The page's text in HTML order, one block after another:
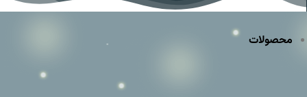
محصولات